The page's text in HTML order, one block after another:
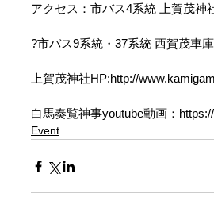
アクセス：市バス4系統 上賀茂神
?市バス9系統・37系統 西賀茂車
上賀茂神社HP:http://
白馬奏覧神事youtube動画：
Event